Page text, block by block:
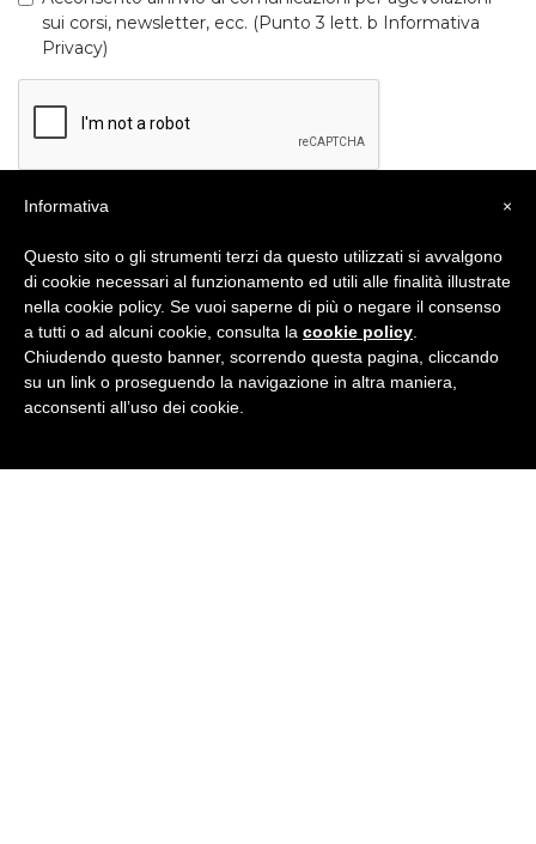
sui corsi, newsletter, ecc. (Punto 3 lett. b Informativa
Privacy)
×
Informativa
Questo sito o gli strumenti terzi da questo utilizzati si avvalgono
di cookie necessari al funzionamento ed utili alle finalità illustrate
nella cookie policy. Se vuoi saperne di più o negare il consenso
a tutti o ad alcuni cookie, consulta la cookie policy
Chiudendo questo banner, scorrendo questa pagina, cliccando
su un link o proseguendo la navigazione in altra maniera,
acconsenti all’uso dei cookie.